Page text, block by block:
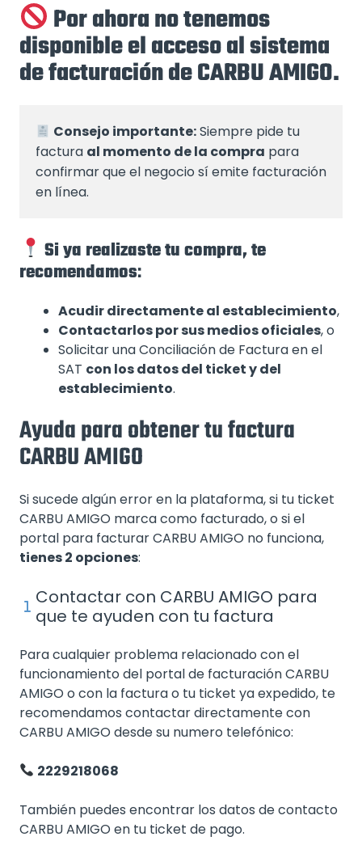
Por ahora no tenemos
disponible el acceso al sistema
de facturación de CARBU AMIGO.
Consejo importante: Siempre pide tu
factura al momento de la compra para
confirmar que el negocio sí emite facturación
en línea.
Si ya realizaste tu compra, te
recomendamos:
Acudir directamente al establecimiento,
Contactarlos por sus medios oficiales, o
Solicitar una Conciliación de Factura en el
SAT con los datos del ticket y del
establecimiento.
Ayuda para obtener tu factura
CARBU AMIGO
Si sucede algún error en la plataforma, si tu ticket
CARBU AMIGO marca como facturado, o si el
portal para facturar CARBU AMIGO no funciona,
tienes 2 opciones:
Contactar con CARBU AMIGO para
que te ayuden con tu factura
Para cualquier problema relacionado con el
funcionamiento del portal de facturación CARBU
AMIGO o con la factura o tu ticket ya expedido, te
recomendamos contactar directamente con
CARBU AMIGO desde su numero telefónico:
2229218068
También puedes encontrar los datos de contacto
CARBU AMIGO en tu ticket de pago.